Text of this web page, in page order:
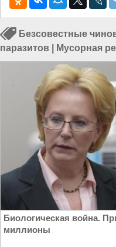
Безсовестные
паразитов
Мусорная
России|Власть в РФ|
Биологическая война.
миллионы